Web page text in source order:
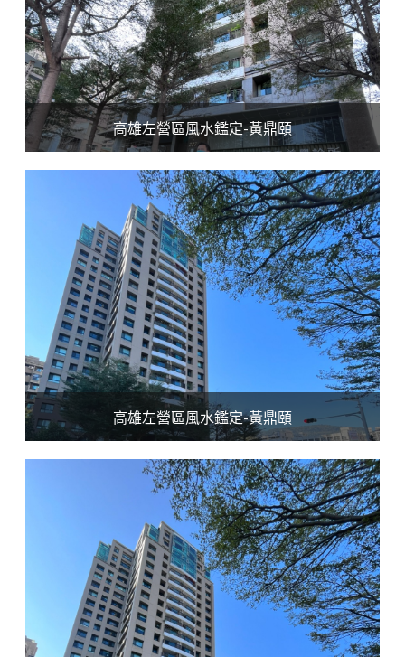
高雄左營區風水鑑定-黃鼎頤
高雄左營區風水鑑定-黃鼎頤